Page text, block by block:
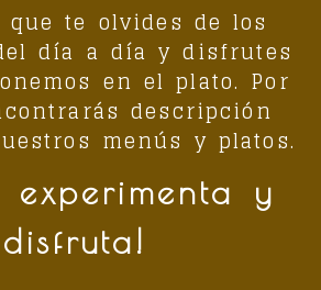
que te olvides de los
día a día y disfrutes
en el plato. Por
descripción
menús y platos.
experimenta y
disfruta!